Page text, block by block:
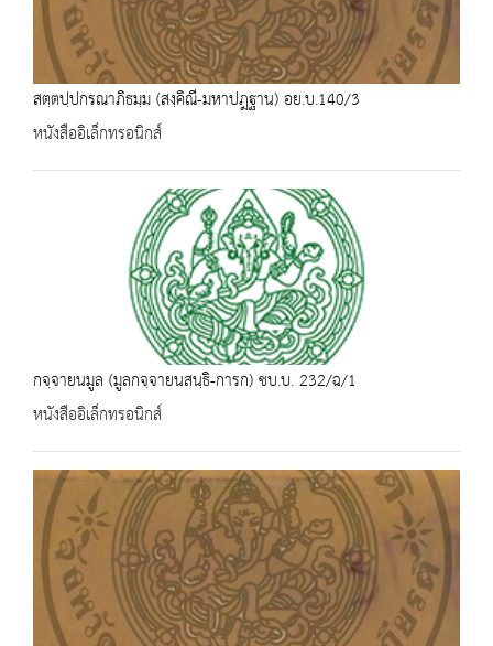
สตฺตปฺปกรณาภิธมฺม (สงฺคิณี-มหาปฎฐาน) อย.บ.140/3
หนังสืออิเล็กทรอนิกส์
กจฺจายนมูล (มูลกจฺจายนสนฺธิ-การก) ชบ.บ. 232/ฉ/1
หนังสืออิเล็กทรอนิกส์